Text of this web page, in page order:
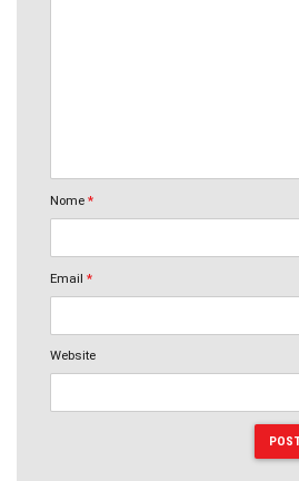
Nome *
Email *
Website